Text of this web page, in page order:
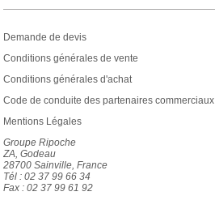
Demande de devis
Conditions générales de vente
Conditions générales d'achat
Code de conduite des partenaires commerciaux
Mentions Légales
Groupe Ripoche
ZA, Godeau
28700 Sainville, France
Tél : 02 37 99 66 34
Fax : 02 37 99 61 92